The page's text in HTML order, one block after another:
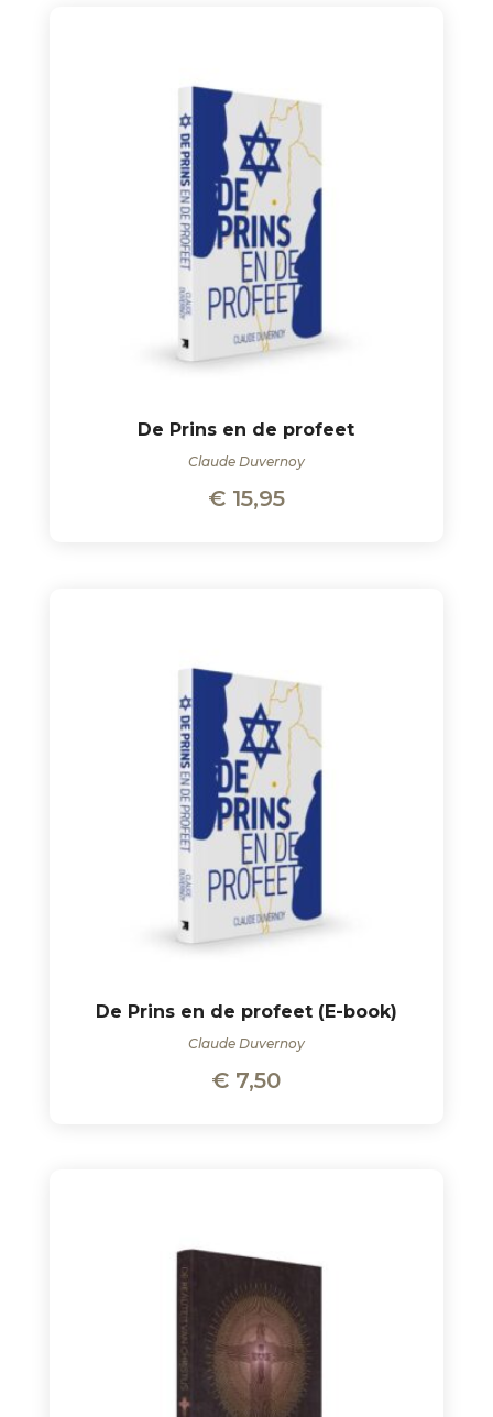
De Prins en de profeet
Claude Duvernoy
€15,95
De Prins en de profeet (E-book)
Claude Duvernoy
€ 7,50